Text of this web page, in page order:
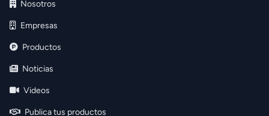
Nosotros
Empresas
Productos
Noticias
Videos
Publica tus productos